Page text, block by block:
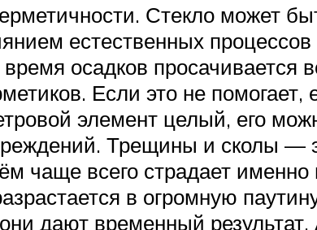
Стекло может
естественных
осадков
Если это не
элемент целый, его
Трещины и сколы —
чаще всего страдает
в огромную
дают временный